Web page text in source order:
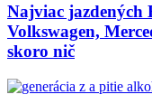
Najviac jazdených
Volkswagen,
skoro nič